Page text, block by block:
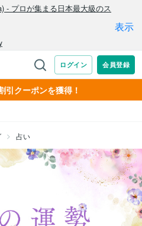
引クーポンを獲得！
占い